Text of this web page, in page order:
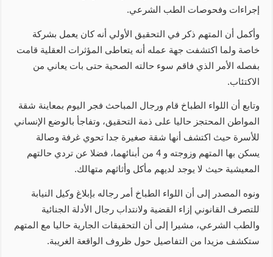
إجراءات وفحوصات الطب الشرعي.
وأكمل أن المتهم ذكر في التحقيق الأولي أنه كان يعمل بشركة
خاصة ولما اكتشفت جهة عمله أنه يتعاطى المؤثرات العقلية قامت
بفصله الأمر الذي فاقم سوء حالته الصحية حتى بات يعاني من
الاكتئاب.
وتابع أن اللواء الطباخ قام ورجال المباحث فجر اليوم بمعاينة شقة
المواطن المحتجز حاليا على ذمة التحقيق، وتفاجأ بالوضع الإنساني
للأسرة حيث اكتشف أنها شقة صغيرة جدا تحوي غرفة وصالة
يسكن بها المتهم وزوجته و 4 من أبنائهما، فضلا عن تردي حالتهم
المعيشية حيث لا يوجد لديهم مأكل وأثاثهم متهالك.
ونوه المصدر إلى أن اللواء الطباخ أمر رجاله بإبلاغ وكيل النيابة
للتصرف القانوني إزاء القضية ولانتداب رجال الأدلة الجنائية
والطب الشرعي، مشيرا إلى أن التحقيقات الجارية حاليا مع المتهم
ستكشف مزيدا من التفاصيل حول ظروف الواقعة الغريبة.